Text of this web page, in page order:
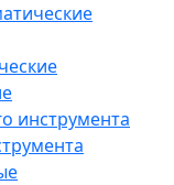
инструмента